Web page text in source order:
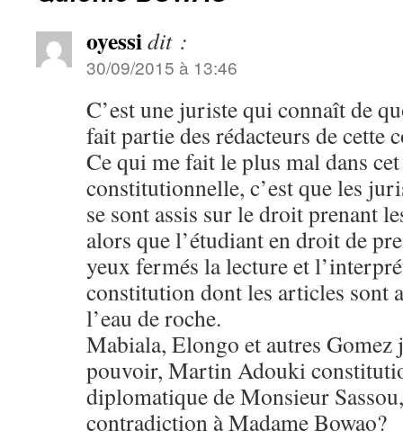
oyessidit :
30/09/2015 à 13:46
C’est une juriste qui connaît de
fait partie des rédacteurs de cette
Ce qui me fait le plus mal dans
constitutionnelle, c’est que les
se sont assis sur le droit prenant
alors que l’étudiant en droit de
yeux fermés la lecture et
constitution dont les articles sont
l’eau de roche.
Mabiala, Elongo et autres Gomez
pouvoir, Martin Adouki
diplomatique de Monsieur
contradiction à Madame Bowao?